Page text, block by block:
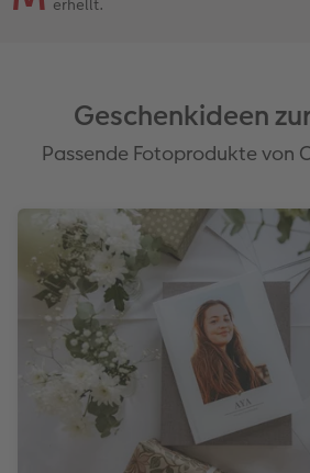
Geschenkideen
Passende Fotoprodukte von